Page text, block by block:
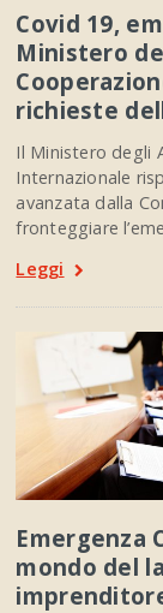
Covid 19,
Ministero
richieste
Il Ministero degli
Internazionale
avanzata dalla
fronteggiare
Leggi
Emergenza
mondo del